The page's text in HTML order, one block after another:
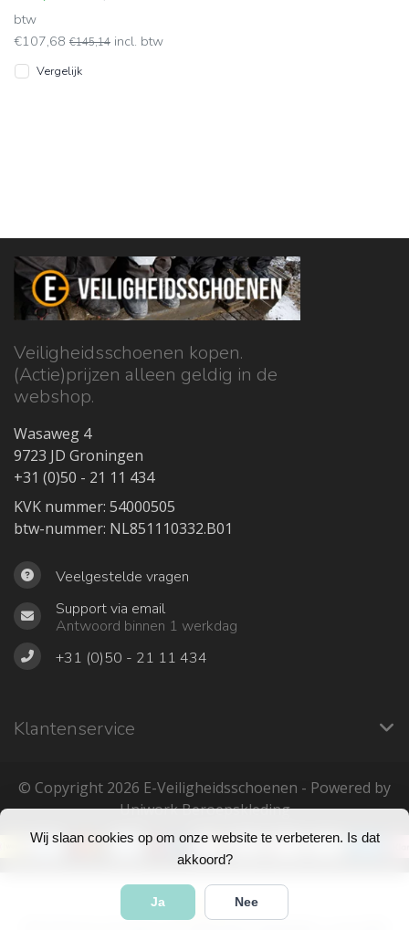
Wij slaan cookies op om onze website te verbeteren. Is dat
akkoord?
Ja Nee
koolstofvezel
teenbescher
btw
€107,68 €145,14 incl. btw
Vergelijk
Veiligheidsschoenen kopen.
(Actie)prijzen alleen geldig in de
webshop.
Wasaweg 4
9723 JD Groningen
+31 (0)50 - 21 11 434
KVK nummer: 54000505
btw-nummer: NL851110332.B01
Veelgestelde vragen
Support via email
Antwoord binnen 1 werkdag
+31 (0)50 - 21 11 434
Klantenservice
© Copyright 2026 ‎E-Veiligheidsschoenen - Powered by
Uniwork Beroepskleding